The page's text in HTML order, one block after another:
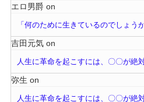
エロ男爵 on
「何のために生きているのでしょう
吉田元気 on
人生に革命を起こすには、〇〇が絶
弥生 on
人生に革命を起こすには、〇〇が絶